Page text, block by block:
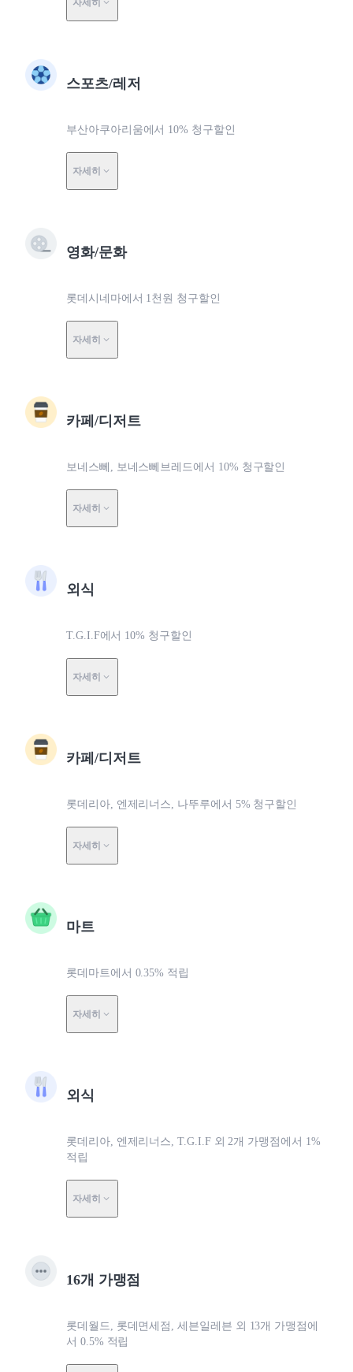
자세히
스포츠/레저
부산아쿠아리움에서 10% 청구할인
자세히
영화/문화
롯데시네마에서 1천원 청구할인
자세히
카페/디저트
보네스뻬, 보네스뻬브레드에서 10% 청구할인
자세히
외식
T.G.I.F에서 10% 청구할인
자세히
카페/디저트
롯데리아, 엔제리너스, 나뚜루에서 5% 청구할인
자세히
마트
롯데마트에서 0.35% 적립
자세히
외식
롯데리아, 엔제리너스, T.G.I.F 외 2개 가맹점에서 1%
적립
자세히
16개 가맹점
롯데월드, 롯데면세점, 세븐일레븐 외 13개 가맹점에
서 0.5% 적립